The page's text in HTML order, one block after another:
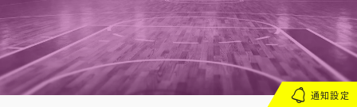
通知設定